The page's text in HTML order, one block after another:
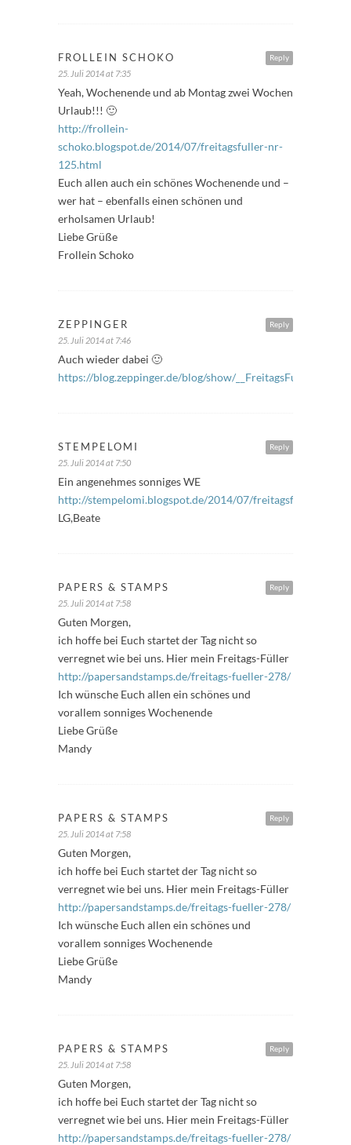
Reply
FROLLEIN SCHOKO
25. Juli 2014 at 7:35
Yeah, Wochenende und ab Montag zwei Wochen
Urlaub!!! 🙂
http://frollein-
schoko.blogspot.de/2014/07/freitagsfuller-nr-
125.html
Euch allen auch ein schönes Wochenende und –
wer hat – ebenfalls einen schönen und
erholsamen Urlaub!
Liebe Grüße
Frollein Schoko
Reply
ZEPPINGER
25. Juli 2014 at 7:46
Auch wieder dabei 🙂
https://blog.zeppinger.de/blog/show/
Reply
STEMPELOMI
25. Juli 2014 at 7:50
Ein angenehmes sonniges WE
http://stempelomi.blogspot.de/2014/07/
LG,Beate
Reply
PAPERS & STAMPS
25. Juli 2014 at 7:58
Guten Morgen,
ich hoffe bei Euch startet der Tag nicht so
verregnet wie bei uns. Hier mein Freitags-Füller
http://papersandstamps.de/freitags-fueller-278/
Ich wünsche Euch allen ein schönes und
vorallem sonniges Wochenende
Liebe Grüße
Mandy
Reply
PAPERS & STAMPS
25. Juli 2014 at 7:58
Guten Morgen,
ich hoffe bei Euch startet der Tag nicht so
verregnet wie bei uns. Hier mein Freitags-Füller
http://papersandstamps.de/freitags-fueller-278/
Ich wünsche Euch allen ein schönes und
vorallem sonniges Wochenende
Liebe Grüße
Mandy
Reply
PAPERS & STAMPS
25. Juli 2014 at 7:58
Guten Morgen,
ich hoffe bei Euch startet der Tag nicht so
verregnet wie bei uns. Hier mein Freitags-Füller
http://papersandstamps.de/freitags-fueller-278/